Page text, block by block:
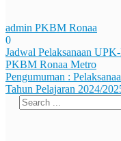
admin PKBM Ronaa
0
Navigasi
pos
Jadwal Pelaksanaan
PKBM Ronaa Metro
Pengumuman :
Tahun Pelajaran 2024/